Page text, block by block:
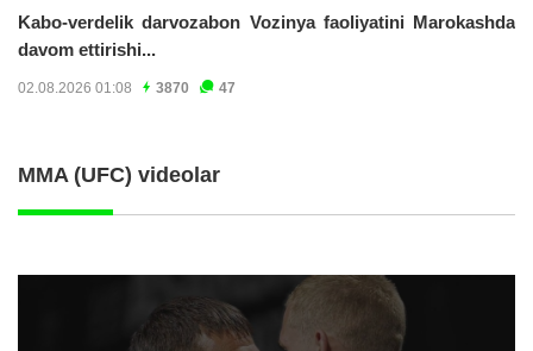
Kabo-verdelik darvozabon Vozinya faoliyatini Marokashda
davom ettirishi...
02.08.2026 01:08 3870 47
MMA (UFC) videolar